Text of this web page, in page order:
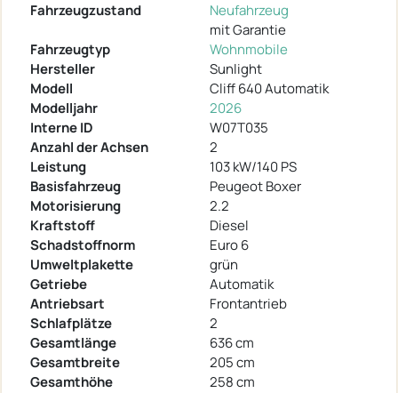
Fahrzeugzustand
Neufahrzeug
mit Garantie
Fahrzeugtyp
Wohnmobile
Hersteller
Sunlight
Modell
Cliff 640 Automatik
Modelljahr
2026
Interne ID
W07T035
Anzahl der Achsen
2
Leistung
103 kW/140 PS
Basisfahrzeug
Peugeot Boxer
Motorisierung
2.2
Kraftstoff
Diesel
Schadstoffnorm
Euro 6
Umweltplakette
grün
Getriebe
Automatik
Antriebsart
Frontantrieb
Schlafplätze
2
Gesamtlänge
636 cm
Gesamtbreite
205 cm
Gesamthöhe
258 cm